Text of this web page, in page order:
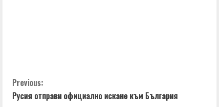
C
Previous:
Русия отправи официално искане към България